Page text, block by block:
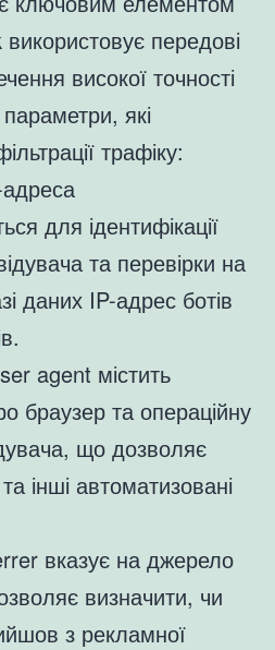
використовує передові
високої точності
які
трафіку:
для ідентифікації
та перевірки на
даних IP-адрес ботів
agent містить
браузер та операційну
що дозволяє
інші автоматизовані
вказує на джерело
визначити, чи
з рекламної